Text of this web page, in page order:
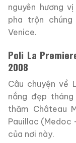
nguyên hương
pha trộn
Venice.
Poli La
2008
Câu chuyện về
nắng đẹp
thăm Château
Pauillac (Medoc
của nơi này.